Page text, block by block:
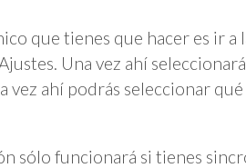
que tienes que hacer es ir a
Una vez ahí
vez ahí podrás seleccionar
sólo funcionará si tienes